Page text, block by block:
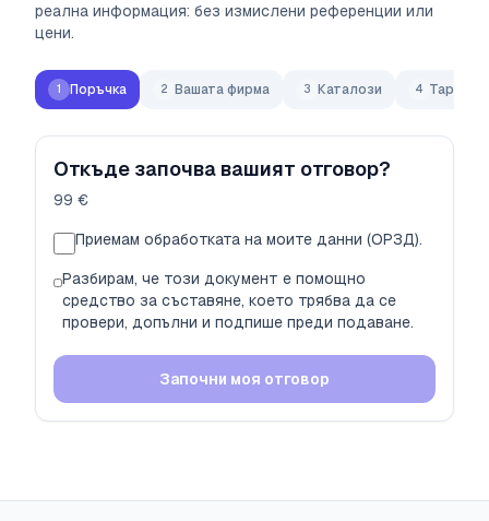
реална информация: без измислени референции или
цени.
1 Поръчка 2 Вашата фирма 3 Каталози 4 Тарифи
Откъде започва вашият отговор?
99 €
Приемам обработката на моите данни (ОРЗД).
Разбирам, че този документ е помощно
средство за съставяне, което трябва да се
провери, допълни и подпише преди подаване.
Започни моя отговор